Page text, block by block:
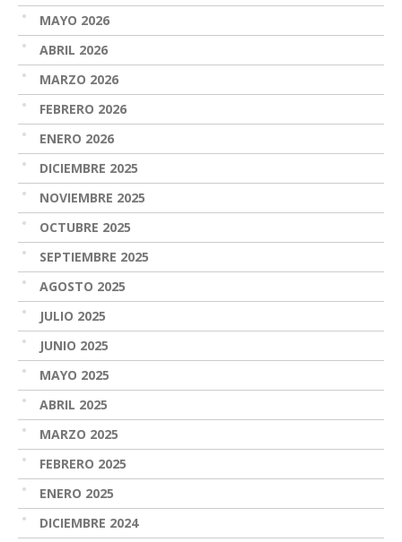
MAYO 2026
ABRIL 2026
MARZO 2026
FEBRERO 2026
ENERO 2026
DICIEMBRE 2025
NOVIEMBRE 2025
OCTUBRE 2025
SEPTIEMBRE 2025
AGOSTO 2025
JULIO 2025
JUNIO 2025
MAYO 2025
ABRIL 2025
MARZO 2025
FEBRERO 2025
ENERO 2025
DICIEMBRE 2024